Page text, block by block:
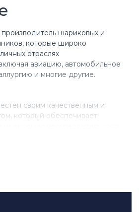
шариковых и
которые широко
отраслях
авиацию, автомобильное
и многие другие.
своим качественным и
который обеспечивает
имеет более чем